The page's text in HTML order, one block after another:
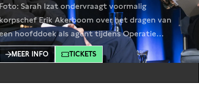
Foto: Sarah Izat ondervraagt voormalig
korpschef Erik Akerboom over het dragen van
hoofddoek als agent tijdens Operatie
(© Jan Boeve) Al jaren zet de politie
in op meer diversiteit en inclusie in de
MEER INFO TICKETS